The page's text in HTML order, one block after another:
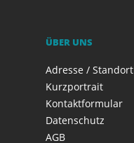
ÜBER UNS
Adresse / Standort
Kurzportrait
Kontaktformular
Datenschutz
AGB